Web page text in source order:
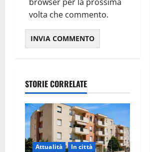
browser per la prossima
volta che commento.
STORIE CORRELATE
Attualità In città